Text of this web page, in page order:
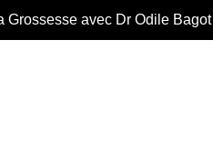
Grossesse avec Dr Odile Bagot